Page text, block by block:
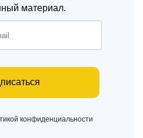
материал.
конфиденциальности